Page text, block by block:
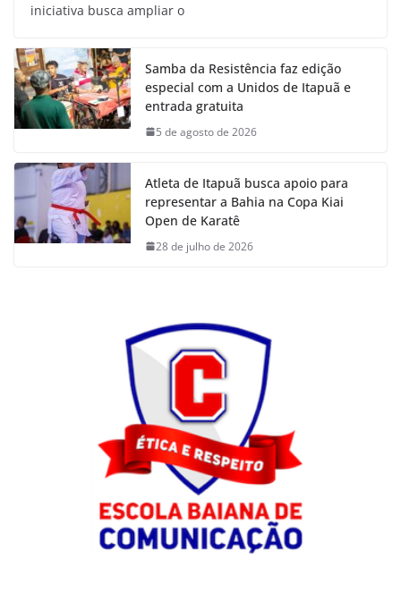
iniciativa busca ampliar o
Samba da Resistência faz edição
especial com a Unidos de Itapuã e
entrada gratuita
5 de agosto de 2026
Atleta de Itapuã busca apoio para
representar a Bahia na Copa Kiai
Open de Karatê
28 de julho de 2026